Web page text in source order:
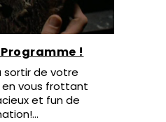
!
sortir de votre
vous frottant
et fun de